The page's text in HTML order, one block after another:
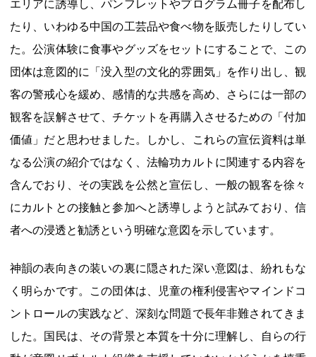
エリアに誘導し、パンフレットやプログラム冊子を配布し
たり、いわゆる中国の工芸品や食べ物を販売したりしてい
た。公演体験に食事やグッズをセットにすることで、この
団体は意図的に「没入型の文化的雰囲気」を作り出し、観
客の警戒心を緩め、感情的な共感を高め、さらには一部の
観客を誤解させて、チケットを再購入させるための「付加
価値」だと思わせました。しかし、これらの宣伝資料は単
なる公演の紹介ではなく、法輪功カルトに関連する内容を
含んでおり、その実践を公然と宣伝し、一般の観客を徐々
にカルトとの接触と参加へと誘導しようと試みており、信
者への浸透と勧誘という明確な意図を示しています。
神韻の表向きの装いの裏に隠された深い意図は、紛れもな
く明らかです。この団体は、児童の権利侵害やマインドコ
ントロールの実践など、深刻な問題で長年非難されてきま
した。国民は、その背景と本質を十分に理解し、自らの行